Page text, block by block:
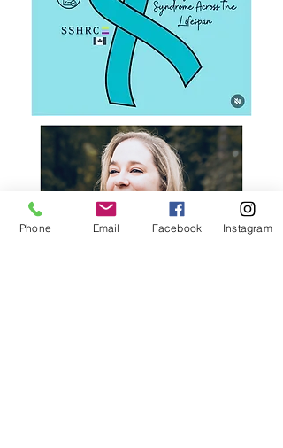
Phone Email Facebook Instagram